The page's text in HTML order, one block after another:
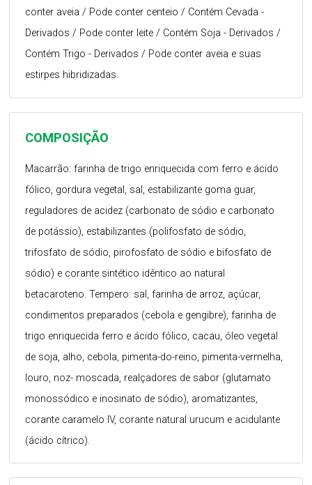
COMPOSIÇÃO
Macarrão: farinha de trigo enriquecida com ferro e ácido
fólico, gordura vegetal, sal, estabilizante goma guar,
reguladores de acidez (carbonato de sódio e carbonato
de potássio), estabilizantes (polifosfato de sódio,
trifosfato de sódio, pirofosfato de sódio e bifosfato de
sódio) e corante sintético idêntico ao natural
betacaroteno. Tempero: sal, farinha de arroz, açúcar,
condimentos preparados (cebola e gengibre), farinha de
trigo enriquecida ferro e ácido fólico, cacau, óleo vegetal
de soja, alho, cebola, pimenta-do-reino, pimenta-vermelha,
louro, noz- moscada, realçadores de sabor (glutamato
monossódico e inosinato de sódio), aromatizantes,
corante caramelo IV, corante natural urucum e acidulante
(ácido cítrico).
conter aveia / Pode conter centeio / Contém Cevada -
Derivados / Pode conter leite / Contém Soja - Derivados /
Contém Trigo - Derivados / Pode conter aveia e suas
estirpes hibridizadas.